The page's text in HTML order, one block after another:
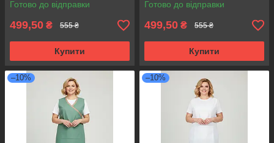
Готово до відправки
499,50 ₴ 555 ₴
Купити
Готово до відправки
499,50 ₴ 555 ₴
Купити
–10% –10%